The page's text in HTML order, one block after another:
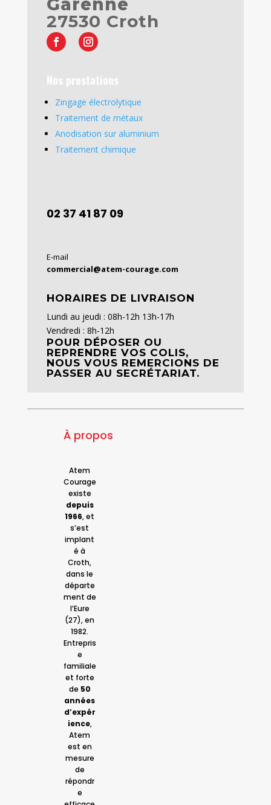
Garenne
27530 Croth
Nos prestations
Zingage électrolytique
Traitement de métaux
Anodisation sur aluminium
Traitement chimique
02 37 41 87 09
E-mail
commercial@atem-courage.com
HORAIRES DE LIVRAISON
Lundi au jeudi : 08h-12h 13h-17h
Vendredi : 8h-12h
POUR DÉPOSER OU
REPRENDRE VOS COLIS,
NOUS VOUS REMERCIONS DE
PASSER AU SECRÉTARIAT.
À propos
Atem
Courage
existe
depuis
1966, et
s’est
implant
é à
Croth,
dans le
départe
ment de
l’Eure
(27), en
1982.
Entrepris
e
familiale
et forte
de 50
années
d’expér
ience,
Atem
est en
mesure
de
répondr
e